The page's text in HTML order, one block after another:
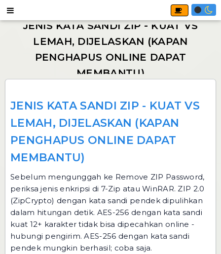
JENIS KATA SANDI ZIP - KUAT VS
LEMAH, DIJELASKAN (KAPAN
PENGHAPUS ONLINE DAPAT
MEMBANTU)
Sebelum mengunggah ke Remove ZIP Password,
periksa jenis enkripsi di 7-Zip atau WinRAR. ZIP 2.0
(ZipCrypto) dengan kata sandi pendek dipulihkan
dalam hitungan detik. AES-256 dengan kata sandi
kuat 12+ karakter tidak bisa dipecahkan online -
hubungi pengirim. AES-256 dengan kata sandi
pendek mungkin berhasil; coba saja.